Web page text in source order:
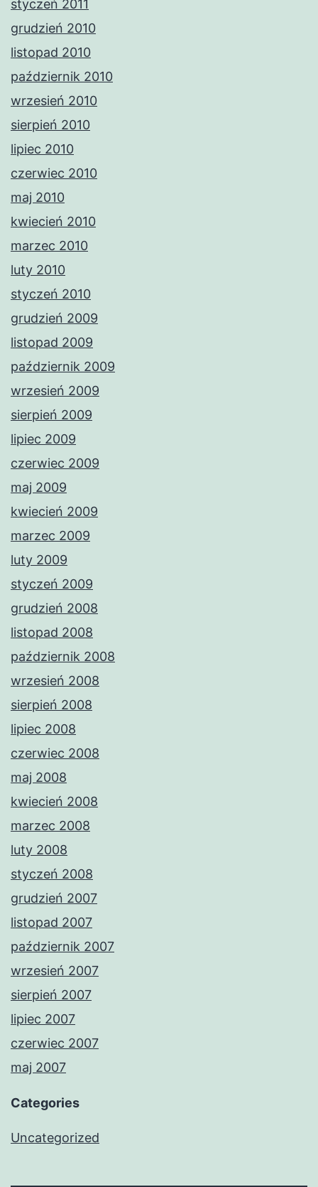
styczeń 2011
grudzień 2010
listopad 2010
październik 2010
wrzesień 2010
sierpień 2010
lipiec 2010
czerwiec 2010
maj 2010
kwiecień 2010
marzec 2010
luty 2010
styczeń 2010
grudzień 2009
listopad 2009
październik 2009
wrzesień 2009
sierpień 2009
lipiec 2009
czerwiec 2009
maj 2009
kwiecień 2009
marzec 2009
luty 2009
styczeń 2009
grudzień 2008
listopad 2008
październik 2008
wrzesień 2008
sierpień 2008
lipiec 2008
czerwiec 2008
maj 2008
kwiecień 2008
marzec 2008
luty 2008
styczeń 2008
grudzień 2007
listopad 2007
październik 2007
wrzesień 2007
sierpień 2007
lipiec 2007
czerwiec 2007
maj 2007
Categories
Uncategorized